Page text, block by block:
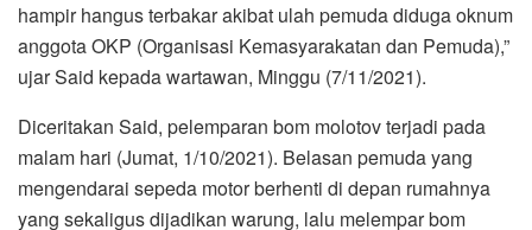
hampir hangus terbakar akibat ulah pemuda diduga oknum
anggota OKP (Organisasi Kemasyarakatan dan Pemuda),”
ujar Said kepada wartawan, Minggu (7/11/2021).
Diceritakan Said, pelemparan bom molotov terjadi pada
malam hari (Jumat, 1/10/2021). Belasan pemuda yang
mengendarai sepeda motor berhenti di depan rumahnya
yang sekaligus dijadikan warung, lalu melempar bom